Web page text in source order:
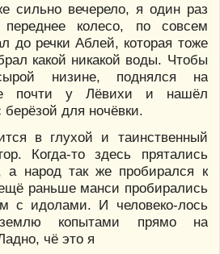
сильно вечерело, я один раз
колесо, по совсем
до речки Аблей, которая тоже
какой никакой воды. Чтобы
низине, поднялся на
почти у Лёвихи и нашёл
для ночёвки.
в глухой и таинственный
Когда-то здесь прятались
а народ так же пробирался к
раньше манси пробирались
с идолами. И человеко-лось
копытами прямо на
чё это я